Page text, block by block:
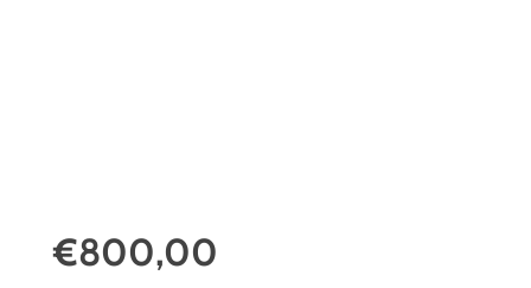
€800,00